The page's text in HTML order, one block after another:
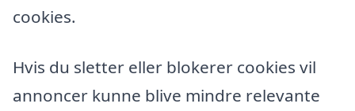
cookies.
Hvis du sletter eller blokerer cookies vil
annoncer kunne blive mindre relevante